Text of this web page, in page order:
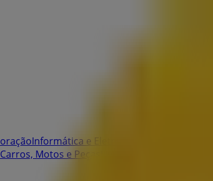
Informática e Eletrónica
Carros, Motos e Peças